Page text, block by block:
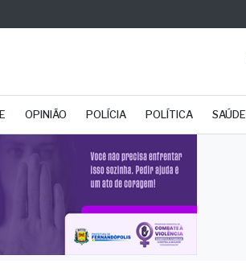
OPINIÃO POLÍCIA POLÍTICA SAÚDE